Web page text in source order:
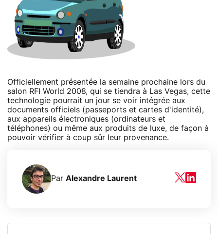
Officiellement présentée la semaine prochaine lors du
salon RFI World 2008, qui se tiendra à Las Vegas, cette
technologie pourrait un jour se voir intégrée aux
documents officiels (passeports et cartes d'identité),
aux appareils électroniques (ordinateurs et
téléphones) ou même aux produits de luxe, de façon à
pouvoir vérifier à coup sûr leur provenance.
Par Alexandre Laurent